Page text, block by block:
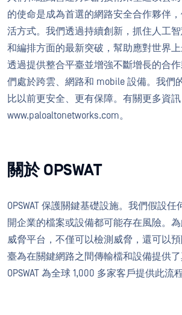
的使命是成為首選的網路安全合作夥伴
活方式。我們透過持續創新，抓住人工
和編排方面的最新突破，幫助應對世界上
透過提供整合平臺並增強不斷增長的合
們處於跨雲、網路和 mobile 設備。我們
比以前更安全、更有保障。有關更多資
www.paloaltonetworks.com。
關於 OPSWAT
OPSWAT 保護關鍵基礎設施。我們假設
開企業的檔案或設備都可能存在風險。
威脅平台，不僅可以檢測威脅，還可以
臺為在關鍵網路之間傳輸檔和設備提供了
OPSWAT 為全球 1,000 多家客戶提供此流程